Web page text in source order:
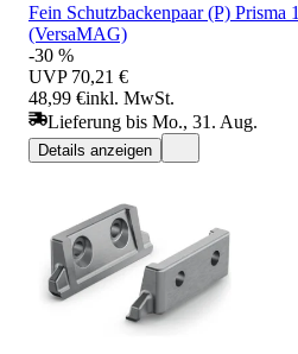
Fein Schutzbackenpaar (P) Prisma
(VersaMAG)
-30 %
UVP 70,21 €
48,99 €inkl. MwSt.
Lieferung bis Mo., 31. Aug.
Details anzeigen